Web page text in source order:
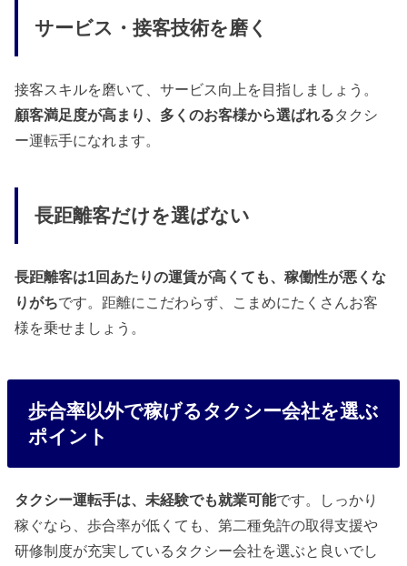
サービス・接客技術を磨く
接客スキルを磨いて、サービス向上を目指しましょう。
顧客満足度が高まり、多くのお客様から選ばれるタクシ
ー運転手になれます。
長距離客だけを選ばない
長距離客は1回あたりの運賃が高くても、稼働性が悪くな
りがちです。距離にこだわらず、こまめにたくさんお客
様を乗せましょう。
歩合率以外で稼げるタクシー会社を選ぶ
ポイント
タクシー運転手は、未経験でも就業可能です。しっかり
稼ぐなら、歩合率が低くても、第二種免許の取得支援や
研修制度が充実しているタクシー会社を選ぶと良いでし